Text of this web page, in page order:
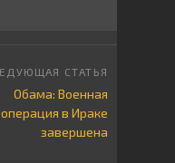
Обама: Военная
операция в Ираке
завершена